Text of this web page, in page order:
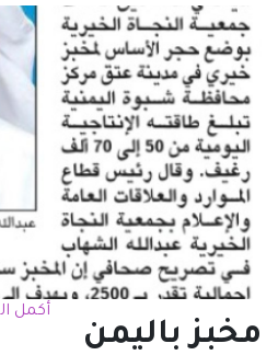
مخبز باليمن
أكمل